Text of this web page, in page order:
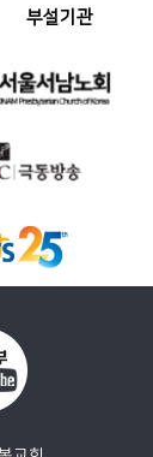
부설기관